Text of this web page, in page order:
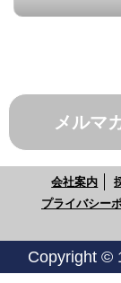
メルマ
会社案内
プライバシー
Copyright ©